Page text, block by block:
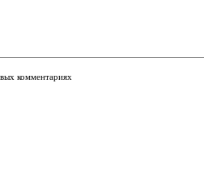
комментариях